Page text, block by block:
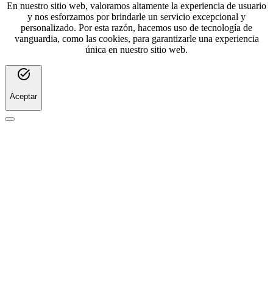
En nuestro sitio web, valoramos altamente la experiencia de usuario
y nos esforzamos por brindarle un servicio excepcional y
personalizado. Por esta razón, hacemos uso de tecnología de
vanguardia, como las cookies, para garantizarle una experiencia
única en nuestro sitio web.
task_alt
Aceptar